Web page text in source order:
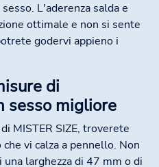
L'aderenza salda e
ottimale e non si sente
godervi appieno i
di
sesso migliore
MISTER SIZE, troverete
vi calza a pennello. Non
larghezza di 47 mm o di